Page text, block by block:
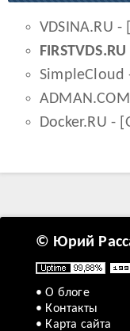
VDSINA.RU - [
FIRSTVDS.RU
SimpleCloud
ADMAN.COM
Docker.RU - [
© Юрий
• О блоге
• Контакты
• Карта сайта